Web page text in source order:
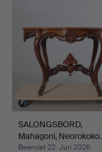
SALONGSBORD,
Mahagoni, Neorokoko.
Beendet 22. Jun 2026